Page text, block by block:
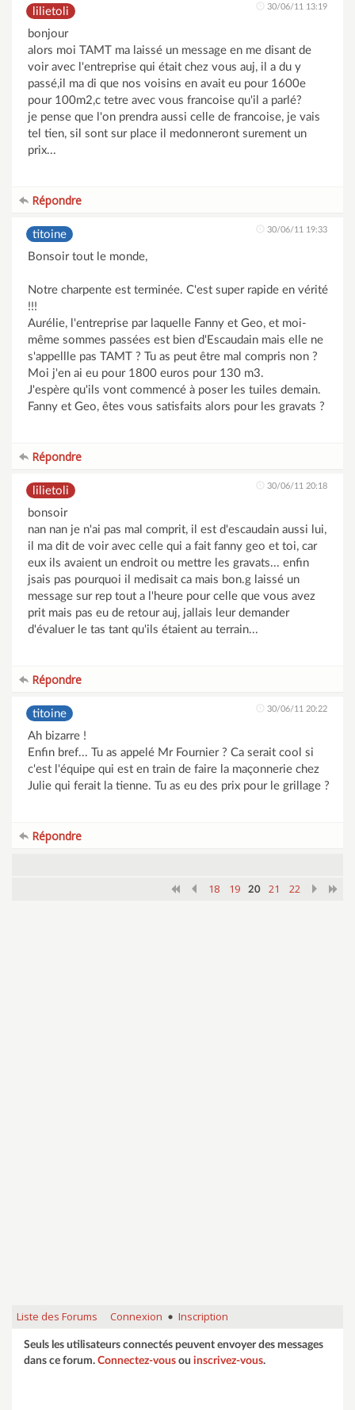
lilietoli 30/06/11 13:19
bonjour
alors moi TAMT ma laissé un message en me disant de
voir avec l'entreprise qui était chez vous auj, il a du y
passé,il ma di que nos voisins en avait eu pour 1600e
pour 100m2,c tetre avec vous francoise qu'il a parlé?
je pense que l'on prendra aussi celle de francoise, je vais
tel tien, sil sont sur place il medonneront surement un
prix...
Répondre
titoine 30/06/11 19:33
Bonsoir tout le monde,
Notre charpente est terminée. C'est super rapide en vérité
!!!
Aurélie, l'entreprise par laquelle Fanny et Geo, et moi-
même sommes passées est bien d'Escaudain mais elle ne
s'appellle pas TAMT ? Tu as peut être mal compris non ?
Moi j'en ai eu pour 1800 euros pour 130 m3.
J'espère qu'ils vont commencé à poser les tuiles demain.
Fanny et Geo, êtes vous satisfaits alors pour les gravats ?
Répondre
lilietoli 30/06/11 20:18
bonsoir
nan nan je n'ai pas mal comprit, il est d'escaudain aussi lui,
il ma dit de voir avec celle qui a fait fanny geo et toi, car
eux ils avaient un endroit ou mettre les gravats... enfin
jsais pas pourquoi il medisait ca mais bon.g laissé un
message sur rep tout a l'heure pour celle que vous avez
prit mais pas eu de retour auj, jallais leur demander
d'évaluer le tas tant qu'ils étaient au terrain...
Répondre
titoine 30/06/11 20:22
Ah bizarre !
Enfin bref... Tu as appelé Mr Fournier ? Ca serait cool si
c'est l'équipe qui est en train de faire la maçonnerie chez
Julie qui ferait la tienne. Tu as eu des prix pour le grillage ?
Répondre
18 19 20 21 22
Liste des Forums Connexion • Inscription
Seuls les utilisateurs connectés peuvent envoyer des messages
dans ce forum. Connectez-vous ou inscrivez-vous.